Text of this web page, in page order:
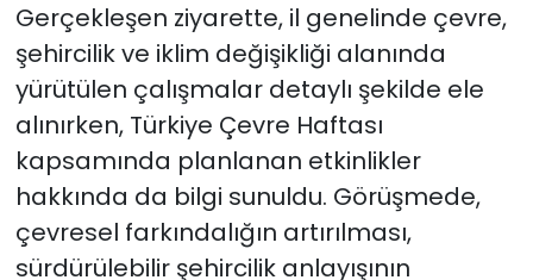
Gerçekleşen ziyarette, il genelinde çevre,
şehircilik ve iklim değişikliği alanında
yürütülen çalışmalar detaylı şekilde ele
alınırken, Türkiye Çevre Haftası
kapsamında planlanan etkinlikler
hakkında da bilgi sunuldu. Görüşmede,
çevresel farkındalığın artırılması,
sürdürülebilir şehircilik anlayışının